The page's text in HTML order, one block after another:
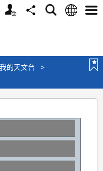
个
分
搜
语
选
我的天文台
>